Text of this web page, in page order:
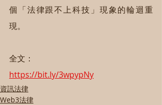
個「法律跟不上科技」現象的輪迴重
現。
全文：
https://bit.ly/3wpypNy
資訊法律
Web3法律